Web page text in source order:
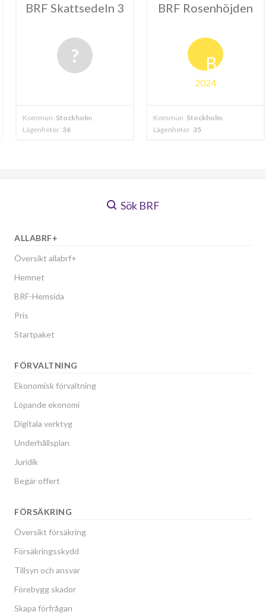
3 BRF Rosenhöjden
Kommun
BRF
Kommun
Sök BRF
ALLABRF+
Översikt allabrf+
Hemnet
BRF-Hemsida
Pris
Startpaket
FÖRVALTNING
Ekonomisk förvaltning
Löpande ekonomi
Digitala verktyg
Underhållsplan
Juridik
Begär offert
FÖRSÄKRING
Översikt försäkring
Försäkringsskydd
Tillsyn och ansvar
Förebygg skador
Skapa förfrågan